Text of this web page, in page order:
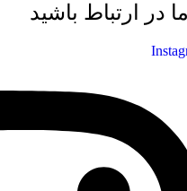
در ارتباط باشید